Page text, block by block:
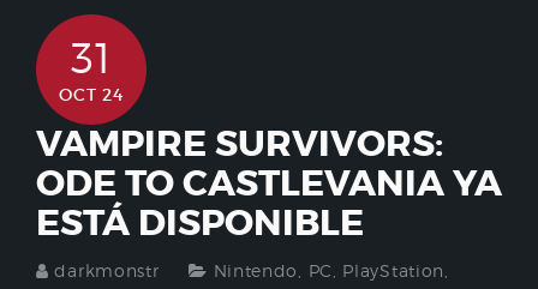
31
OCT 24
VAMPIRE SURVIVORS:
ODE TO CASTLEVANIA YA
ESTÁ DISPONIBLE
darkmonstr Nintendo PC PlayStation